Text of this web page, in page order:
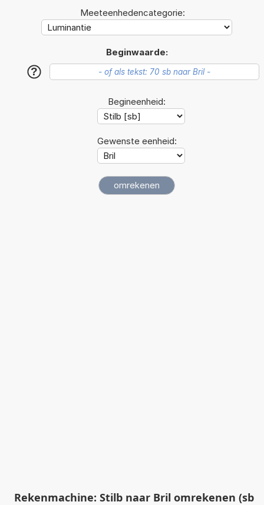
Meeteenhedencategorie:
Beginwaarde:
?
Begineenheid:
Gewenste eenheid:
Rekenmachine: Stilb naar Bril omrekenen (sb